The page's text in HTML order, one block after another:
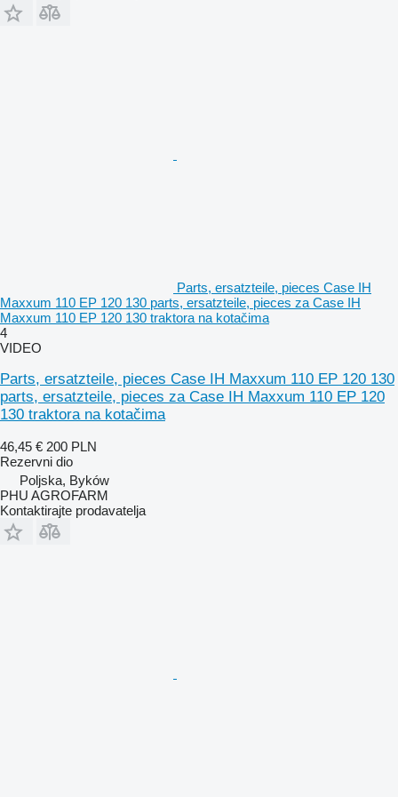
Parts, ersatzteile, pieces Case IH
Maxxum 110 EP 120 130 parts, ersatzteile, pieces za Case IH
Maxxum 110 EP 120 130 traktora na kotačima
4
VIDEO
Parts, ersatzteile, pieces Case IH Maxxum 110 EP 120 130
parts, ersatzteile, pieces za Case IH Maxxum 110 EP 120
130 traktora na kotačima
46,45 € 200 PLN
Rezervni dio
Poljska, Byków
PHU AGROFARM
Kontaktirajte prodavatelja